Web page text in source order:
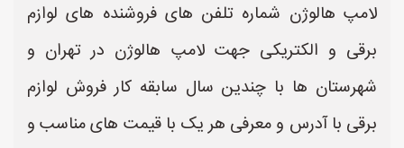
لامپ هالوژن شماره تلفن های فروشنده های لوازم
برقی و الکتریکی جهت لامپ هالوژن در تهران و
شهرستان ها با چندین سال سابقه کار فروش لوازم
برقی با آدرس و معرفی هر یک با قیمت های مناسب و